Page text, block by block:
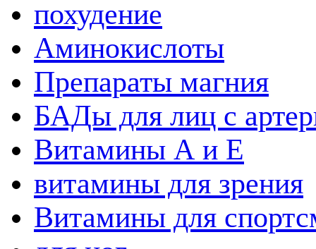
похудение
Аминокислоты
Препараты магния
БАДы для лиц с
Витамины А и Е
витамины для зрения
Витамины для